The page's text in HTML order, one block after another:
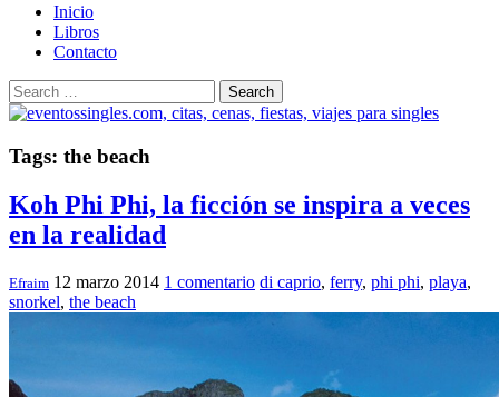
Inicio
Libros
Contacto
Search
Tags: the beach
Koh Phi Phi, la ficción se inspira a veces
en la realidad
Efraim 12 marzo 2014 1 comentario di caprio, ferry, phi phi, playa,
snorkel, the beach